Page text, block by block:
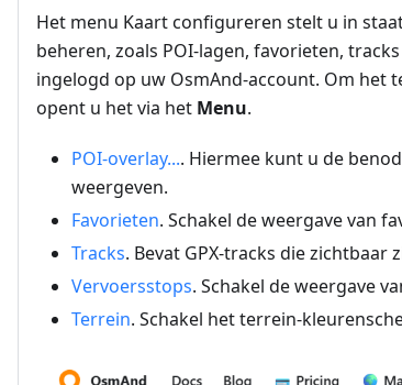
Het menu Kaart configureren stelt u in
beheren, zoals POI-lagen, favorieten,
ingelogd op uw OsmAnd-account. Om het
opent u het via het Menu.
POI-overlay.... Hiermee kunt u de
weergeven.
Favorieten. Schakel de weergave van
Tracks. Bevat GPX-tracks die zichtbaar
Vervoersstops. Schakel de weergave
Terrein. Schakel het terrein-